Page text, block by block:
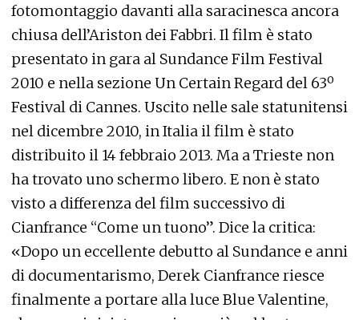
fotomontaggio davanti alla saracinesca ancora
chiusa dell’Ariston dei Fabbri. Il film è stato
presentato in gara al Sundance Film Festival
2010 e nella sezione Un Certain Regard del 63º
Festival di Cannes. Uscito nelle sale statunitensi
nel dicembre 2010, in Italia il film è stato
distribuito il 14 febbraio 2013. Ma a Trieste non
ha trovato uno schermo libero. E non è stato
visto a differenza del film successivo di
Cianfrance “Come un tuono”. Dice la critica:
«Dopo un eccellente debutto al Sundance e anni
di documentarismo, Derek Cianfrance riesce
finalmente a portare alla luce Blue Valentine,